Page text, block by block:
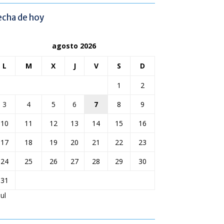
de hoy
agosto 2026
L M X J V S D
1
2
3
4 5 6 7 8
9
10
11 12 13 14 15
16
17
18 19 20 21 22
23
24
25 26 27 28 29
30
31